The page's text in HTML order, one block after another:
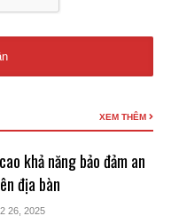
XEM THÊM
khả năng bảo đảm an
địa bàn
26, 2025